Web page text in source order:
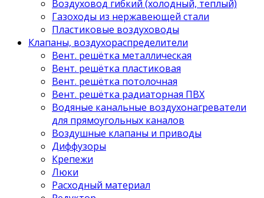
Воздуховод гибкий (холодный, теплый)
Газоходы из нержавеющей стали
Пластиковые воздуховоды
Клапаны, воздухораспределители
Вент. решётка металлическая
Вент. решётка пластиковая
Вент. решётка потолочная
Вент. решётка радиаторная ПВХ
Водяные канальные воздухонагреватели
для прямоугольных каналов
Воздушные клапаны и приводы
Диффузоры
Крепежи
Люки
Расходный материал